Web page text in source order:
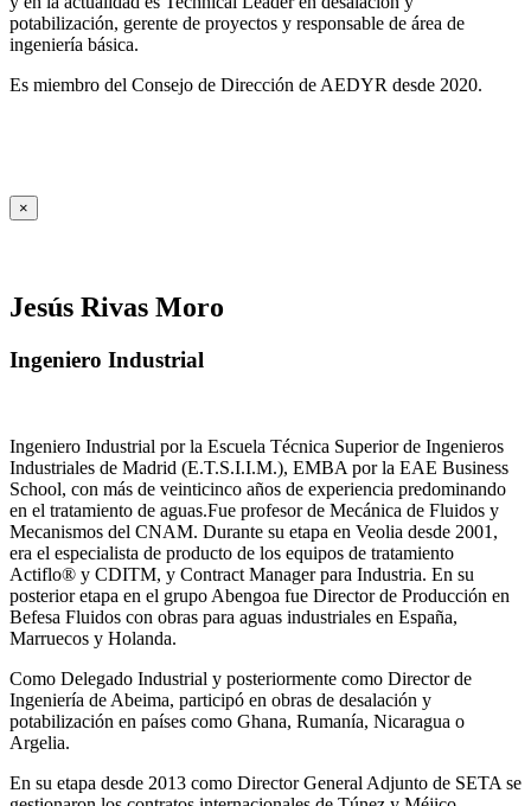
potabilización, gerente de proyectos y responsable de área de
ingeniería básica.
Es miembro del Consejo de Dirección de AEDYR desde 2020.
×
Jesús Rivas Moro
Ingeniero Industrial
Ingeniero Industrial por la Escuela Técnica Superior de Ingenieros
Industriales de Madrid (E.T.S.I.I.M.), EMBA por la EAE Business
School, con más de veinticinco años de experiencia predominando
en el tratamiento de aguas.Fue profesor de Mecánica de Fluidos y
Mecanismos del CNAM. Durante su etapa en Veolia desde 2001,
era el especialista de producto de los equipos de tratamiento
Actiflo® y CDITM, y Contract Manager para Industria. En su
posterior etapa en el grupo Abengoa fue Director de Producción en
Befesa Fluidos con obras para aguas industriales en España,
Marruecos y Holanda.
Como Delegado Industrial y posteriormente como Director de
Ingeniería de Abeima, participó en obras de desalación y
potabilización en países como Ghana, Rumanía, Nicaragua o
Argelia.
En su etapa desde 2013 como Director General Adjunto de SETA se